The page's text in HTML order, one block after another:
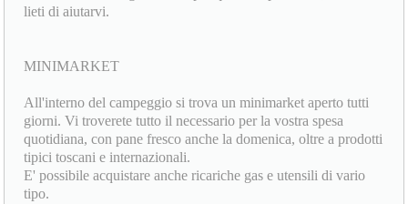
lieti di aiutarvi.
MINIMARKET
All'interno del campeggio si trova un minimarket aperto tutti
giorni. Vi troverete tutto il necessario per la vostra spesa
quotidiana, con pane fresco anche la domenica, oltre a prodotti
tipici toscani e internazionali.
E' possibile acquistare anche ricariche gas e utensili di vario
tipo.